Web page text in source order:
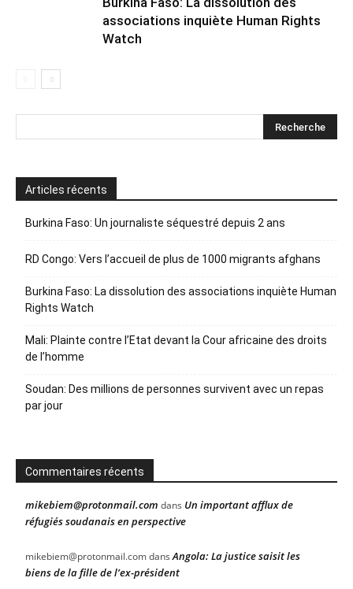
associations inquiète Human Rights
Watch
Articles récents
Burkina Faso: Un journaliste séquestré depuis 2 ans
RD Congo: Vers l’accueil de plus de 1000 migrants afghans
Burkina Faso: La dissolution des associations inquiète Human
Rights Watch
Mali: Plainte contre l’Etat devant la Cour africaine des droits
de l’homme
Soudan: Des millions de personnes survivent avec un repas
par jour
Commentaires récents
mikebiem@protonmail.com dans Un important afflux de
réfugiés soudanais en perspective
mikebiem@protonmail.comdansAngola: La justice saisit les
biens de la fille de l’ex-président